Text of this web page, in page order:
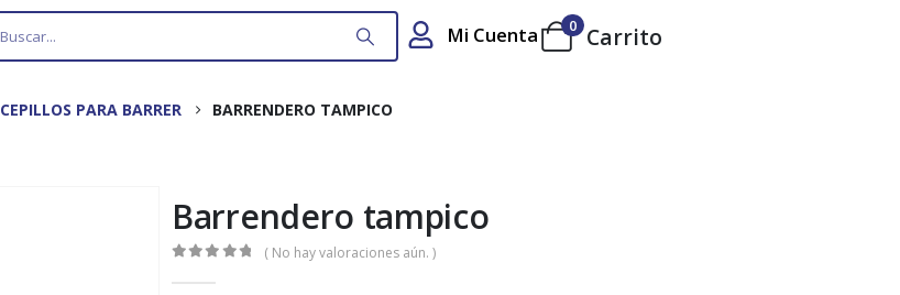
Mi Cuenta 0 Carrito
CEPILLOS PARA BARRER BARRENDERO TAMPICO
Barrendero tampico
( No hay valoraciones aún. )